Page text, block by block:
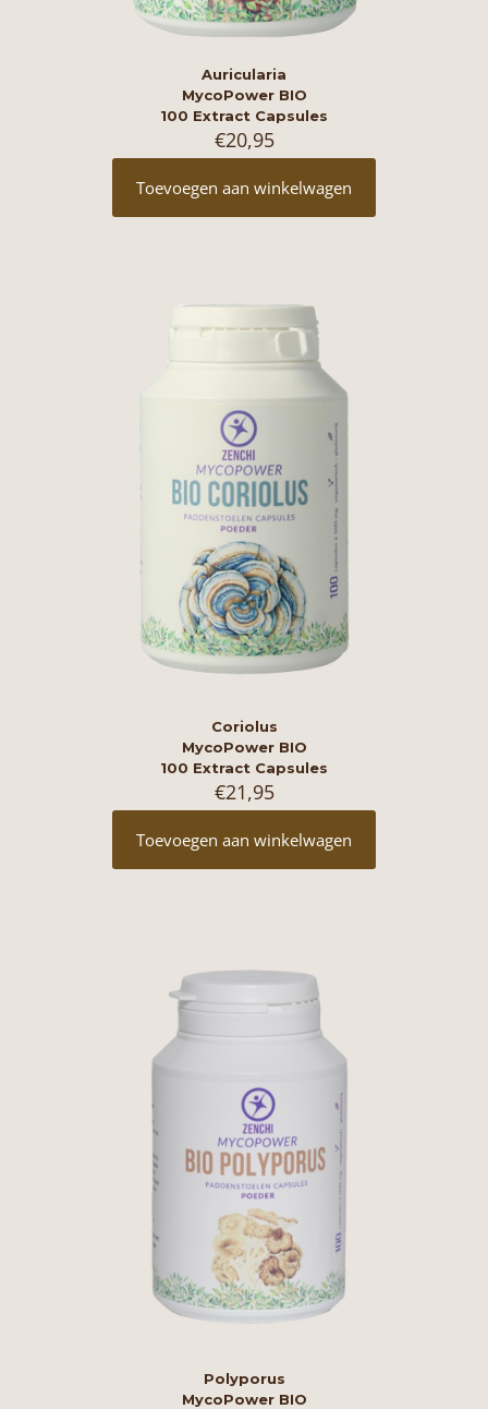
Auricularia
MycoPower BIO
100 Extract Capsules
€20,95
Toevoegen aan winkelwagen
Coriolus
MycoPower BIO
100 Extract Capsules
€21,95
Toevoegen aan winkelwagen
Polyporus
MycoPower BIO